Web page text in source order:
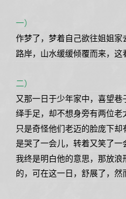
一）
作梦了，梦着自己欲往姐姐家
路岸，山水缓缓倾覆而来，这
二）
又那一日于少年家中，喜望
绎手足，却不想身旁有两位老
只是奇怪他们老迈的脸庞下
是哭了一会儿，转着又笑了一
我终是明白他的意思，那放
的，可在这一日，舒展了，然